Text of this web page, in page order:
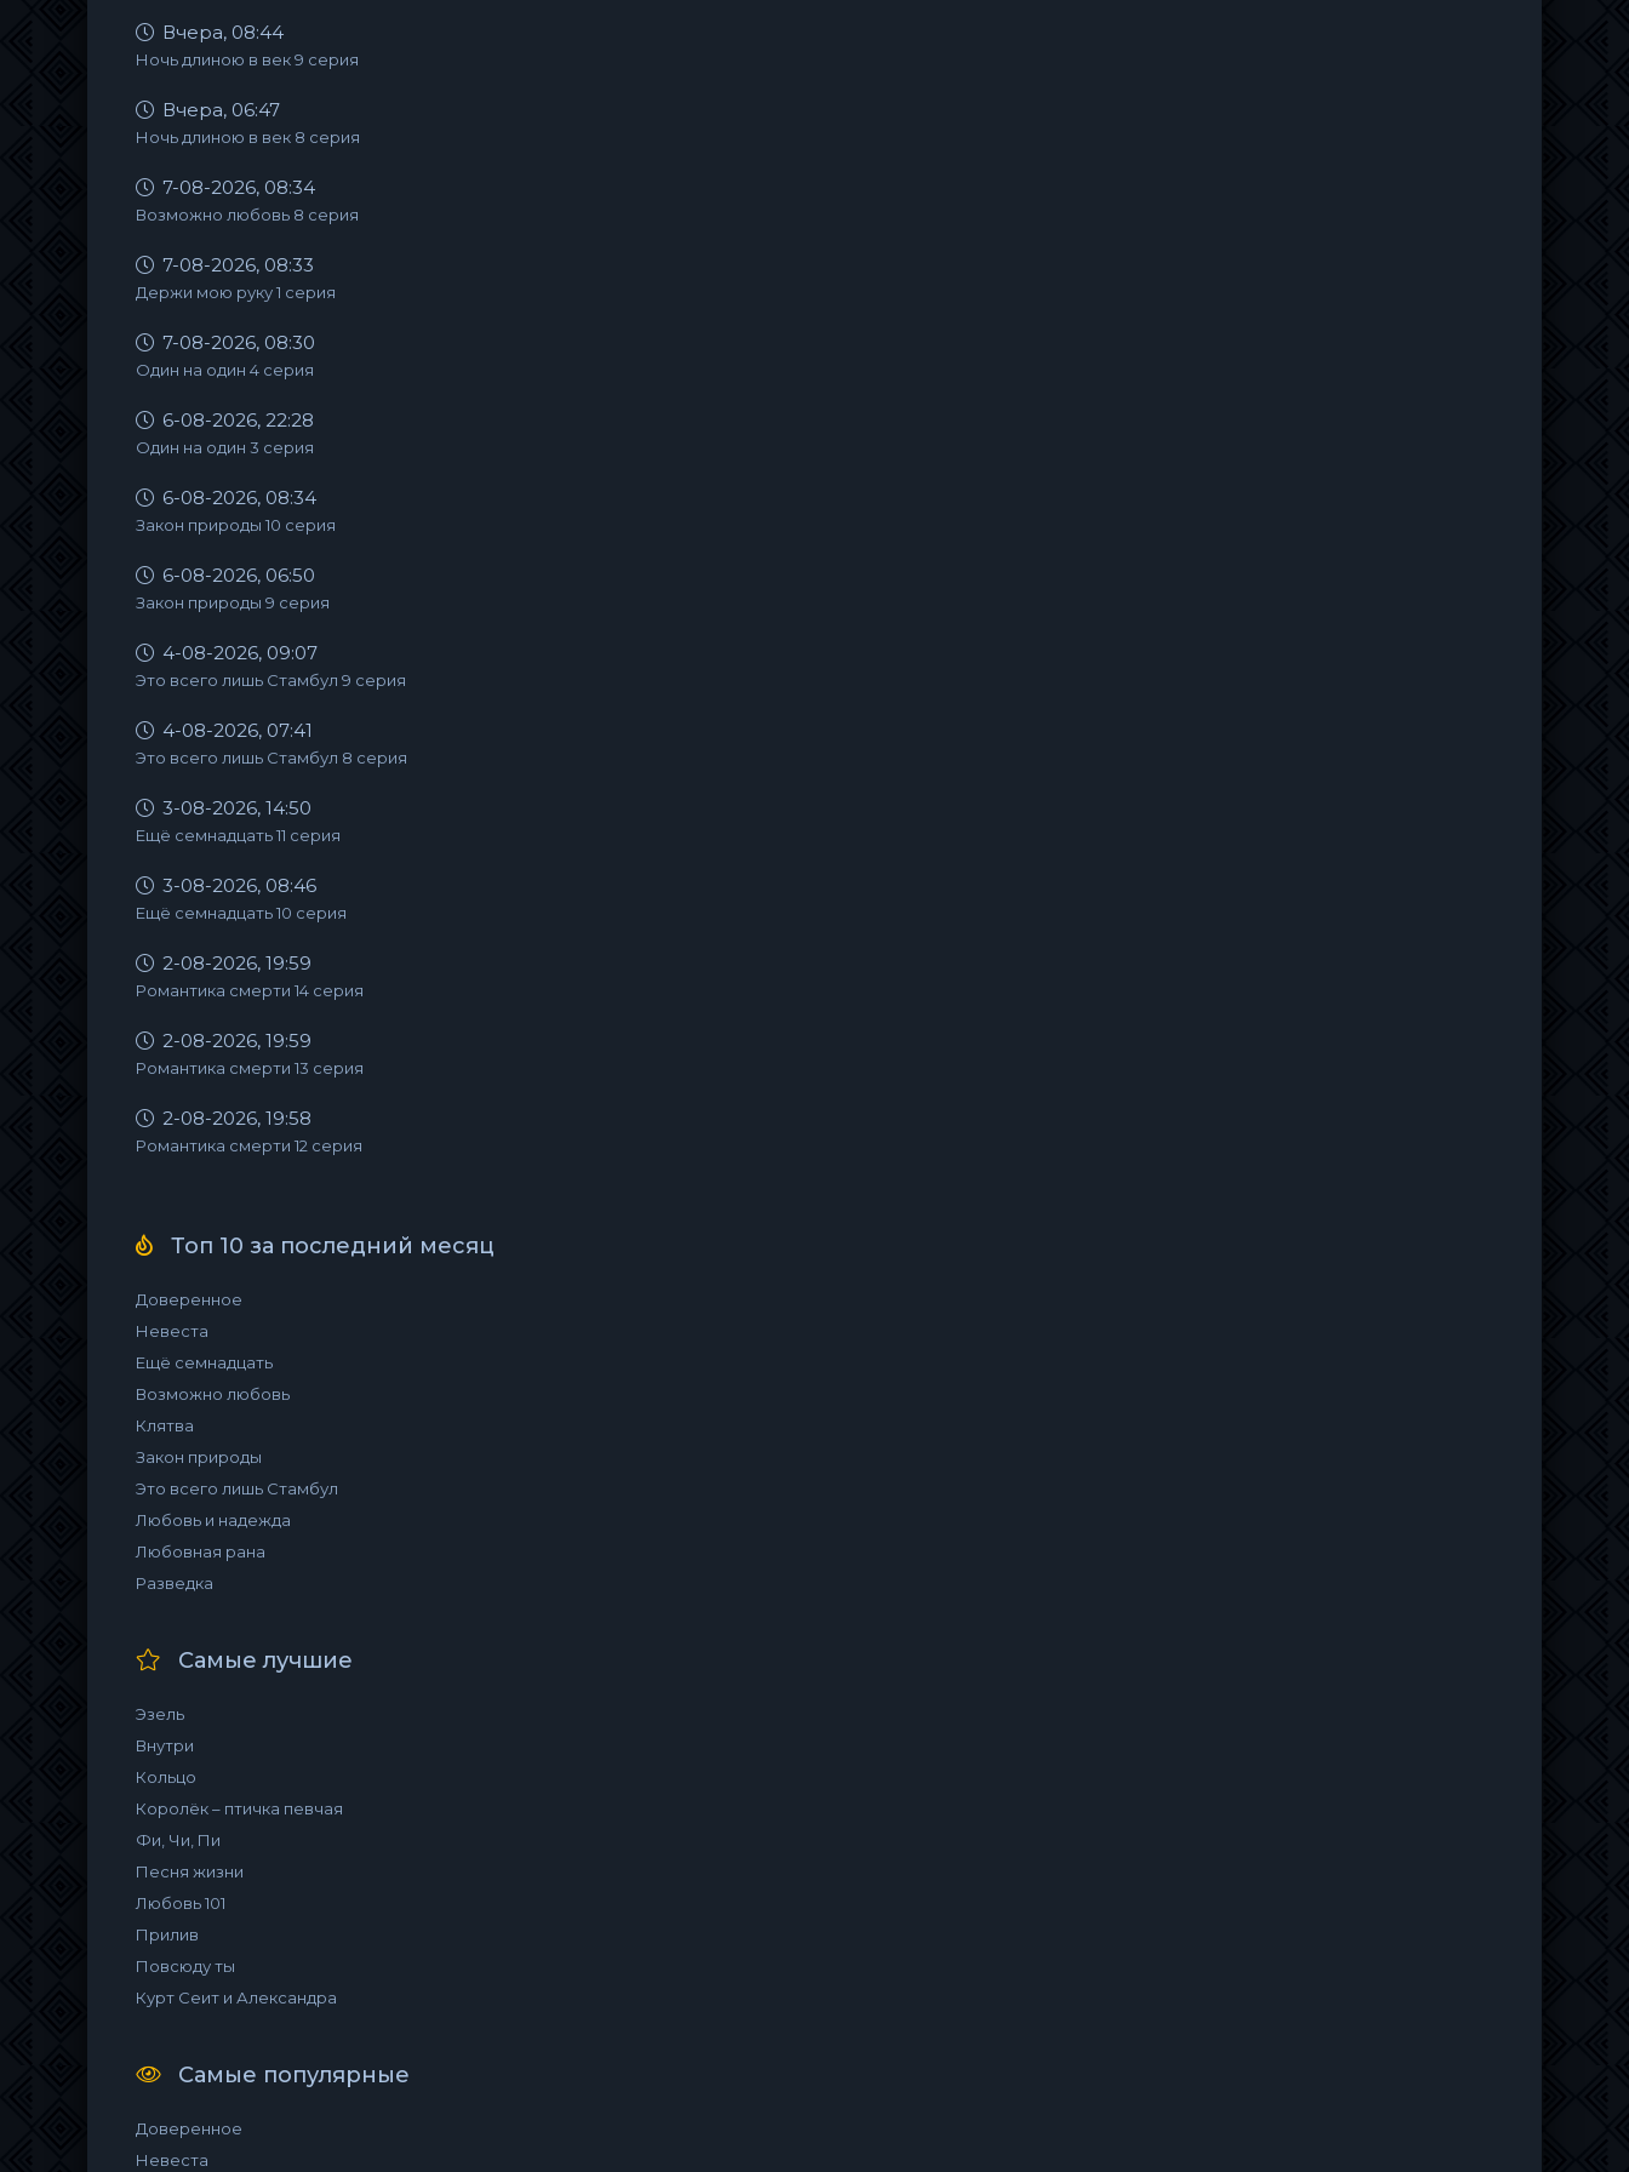
Вчера, 08:44
Ночь длиною в век 9 серия
Вчера, 06:47
Ночь длиною в век 8 серия
7-08-2026, 08:34
Возможно любовь 8 серия
7-08-2026, 08:33
Держи мою руку 1 серия
7-08-2026, 08:30
Один на один 4 серия
6-08-2026, 22:28
Один на один 3 серия
6-08-2026, 08:34
Закон природы 10 серия
6-08-2026, 06:50
Закон природы 9 серия
4-08-2026, 09:07
Это всего лишь Стамбул 9 серия
4-08-2026, 07:41
Это всего лишь Стамбул 8 серия
3-08-2026, 14:50
Ещё семнадцать 11 серия
3-08-2026, 08:46
Ещё семнадцать 10 серия
2-08-2026, 19:59
Романтика смерти 14 серия
2-08-2026, 19:59
Романтика смерти 13 серия
2-08-2026, 19:58
Романтика смерти 12 серия
Топ 10 за последний месяц
Доверенное
Невеста
Ещё семнадцать
Возможно любовь
Клятва
Закон природы
Это всего лишь Стамбул
Любовь и надежда
Любовная рана
Разведка
Самые лучшие
Эзель
Внутри
Кольцо
Королёк – птичка певчая
Фи, Чи, Пи
Песня жизни
Любовь 101
Прилив
Повсюду ты
Курт Сеит и Александра
Самые популярные
Доверенное
Невеста